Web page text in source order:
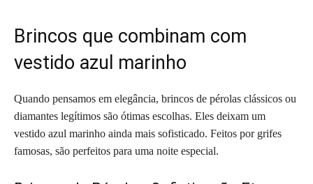
Brincos que combinam com
vestido azul marinho
Quando pensamos em elegância, brincos de pérolas clássicos ou
diamantes legítimos são ótimas escolhas. Eles deixam um
vestido azul marinho ainda mais sofisticado. Feitos por grifes
famosas, são perfeitos para uma noite especial.